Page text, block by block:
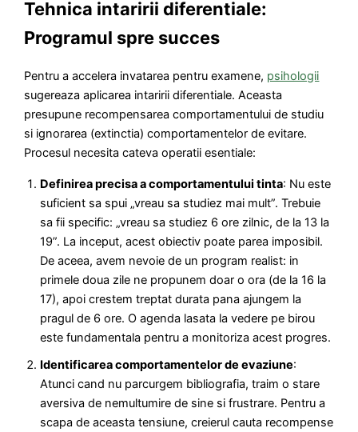
Tehnica intaririi diferentiale:
Programul spre succes
Pentru a accelera invatarea pentru examene, psihologii
sugereaza aplicarea intaririi diferentiale. Aceasta
presupune recompensarea comportamentului de studiu
si ignorarea (extinctia) comportamentelor de evitare.
Procesul necesita cateva operatii esentiale:
Definirea precisa a comportamentului tinta: Nu este
suficient sa spui „vreau sa studiez mai mult”. Trebuie
sa fii specific: „vreau sa studiez 6 ore zilnic, de la 13 la
19”. La inceput, acest obiectiv poate parea imposibil.
De aceea, avem nevoie de un program realist: in
primele doua zile ne propunem doar o ora (de la 16 la
17), apoi crestem treptat durata pana ajungem la
pragul de 6 ore. O agenda lasata la vedere pe birou
este fundamentala pentru a monitoriza acest progres.
Identificarea comportamentelor de evaziune:
Atunci cand nu parcurgem bibliografia, traim o stare
aversiva de nemultumire de sine si frustrare. Pentru a
scapa de aceasta tensiune, creierul cauta recompense